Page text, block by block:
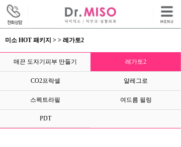
미소 HOT 패키지 > > 레가토2
매끈 도자기피부 만들기 레가토2
CO2프락셀 알레그로
스펙트라필 여드름 필링
PDT